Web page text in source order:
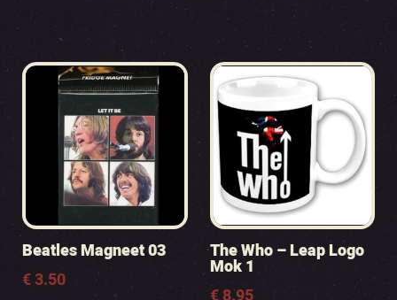
Beatles Magneet 03
€3.50
The Who – Leap Logo
Mok 1